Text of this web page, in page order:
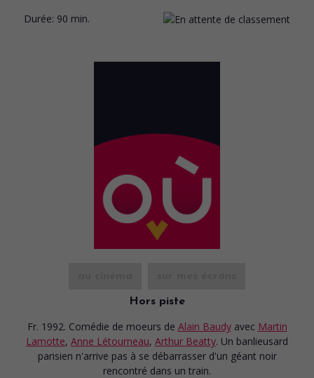
Durée: 90 min.
Hors piste
Fr. 1992. Comédie de moeurs de Alain Baudy avec Martin
Lamotte, Anne Létourneau, Arthur Beatty. Un banlieusard
parisien n'arrive pas à se débarrasser d'un géant noir
rencontré dans un train.